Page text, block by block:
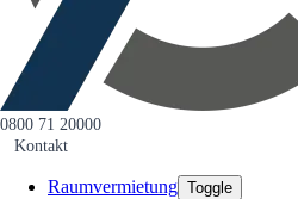
0800 71 20000
Kontakt
Raumvermietung Toggle